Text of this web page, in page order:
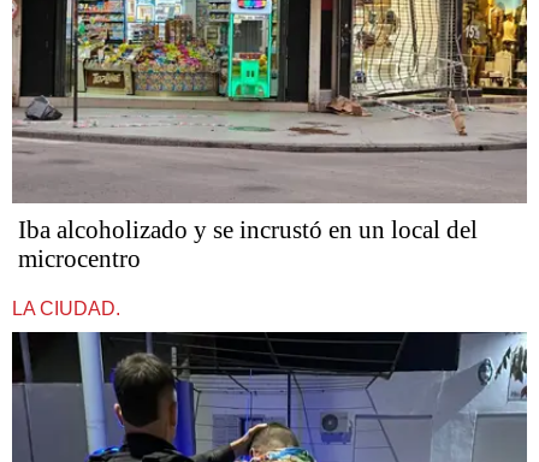
Iba alcoholizado y se incrustó en un local del
microcentro
LA CIUDAD.